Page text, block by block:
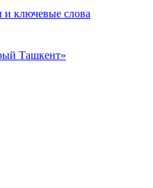
ключевые слова
Ташкент»